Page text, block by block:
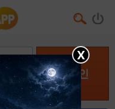
로그인
X